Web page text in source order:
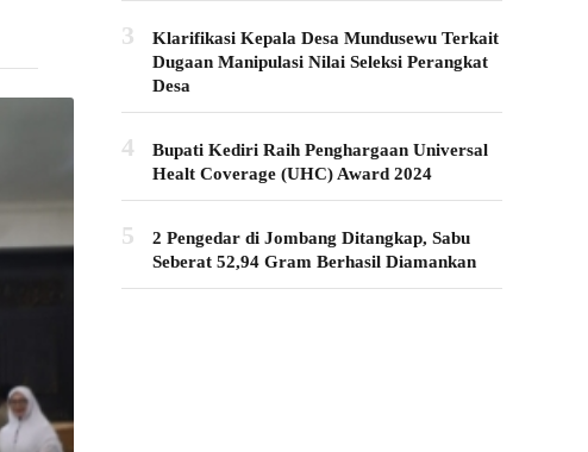
3
Klarifikasi Kepala Desa Mundusewu Terkait
Dugaan Manipulasi Nilai Seleksi Perangkat
Desa
4
Bupati Kediri Raih Penghargaan Universal
Healt Coverage (UHC) Award 2024
5
2 Pengedar di Jombang Ditangkap, Sabu
Seberat 52,94 Gram Berhasil Diamankan